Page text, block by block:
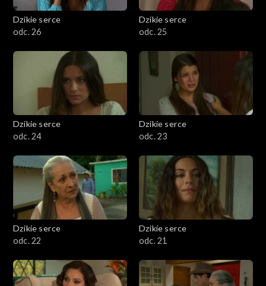
Dzikie serce
odc. 26
Dzikie serce
odc. 25
Dzikie serce
odc. 24
Dzikie serce
odc. 23
Dzikie serce
odc. 22
Dzikie serce
odc. 21